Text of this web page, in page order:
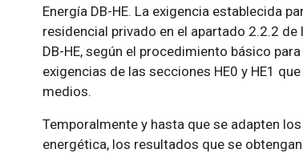
Energía DB-HE. La exigencia establecida
residencial privado en el apartado 2.2.2
DB-HE, según el procedimiento básico
exigencias de las secciones HE0 y HE1
medios.
Temporalmente y hasta que se adapten
energética, los resultados que se